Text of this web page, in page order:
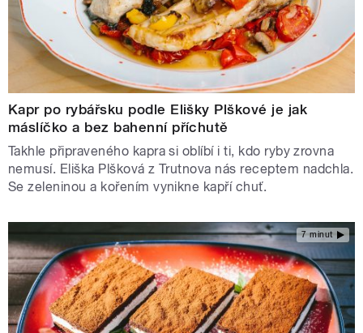
Kapr po rybářsku podle Elišky Plškové je jak
máslíčko a bez bahenní příchutě
Takhle připraveného kapra si oblíbí i ti, kdo ryby zrovna
nemusí. Eliška Plšková z Trutnova nás receptem nadchla.
Se zeleninou a kořením vynikne kapří chuť.
7 minut